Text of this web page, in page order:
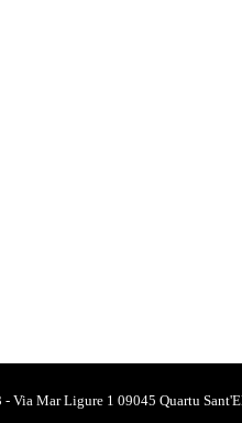
Via Mar Ligure 1 09045 Quartu